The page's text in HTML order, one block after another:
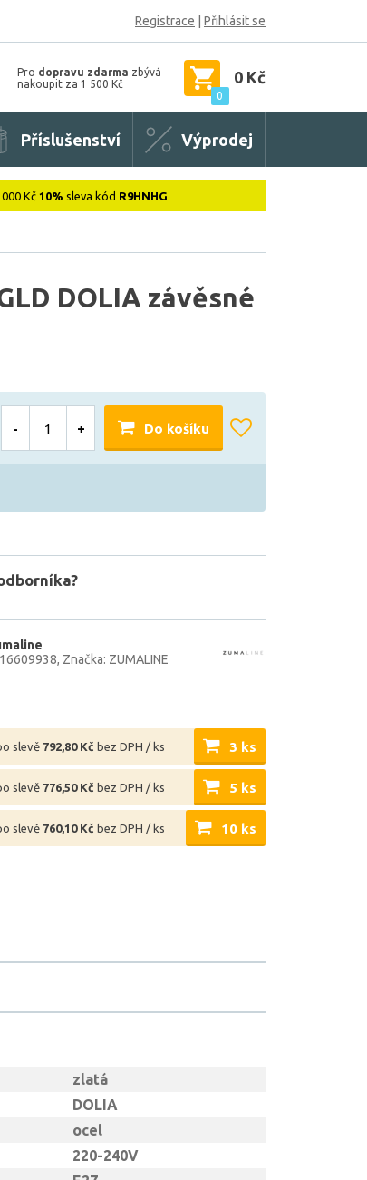
Registrace Přihlásit se
Pro dopravu zdarma zbývá
nakoupit za 1 500 Kč
0
0 Kč
Příslušenství Výprodej
Kč 10% sleva kód R9HNHG
DOLIA závěsné
- + Do košíku
Značka: ZUMALINE
slevě 792,80 Kč bez DPH / ks 3 ks
slevě 776,50 Kč bez DPH / ks 5 ks
slevě 760,10 Kč bez DPH / ks 10 ks
zlatá
DOLIA
ocel
220-240V